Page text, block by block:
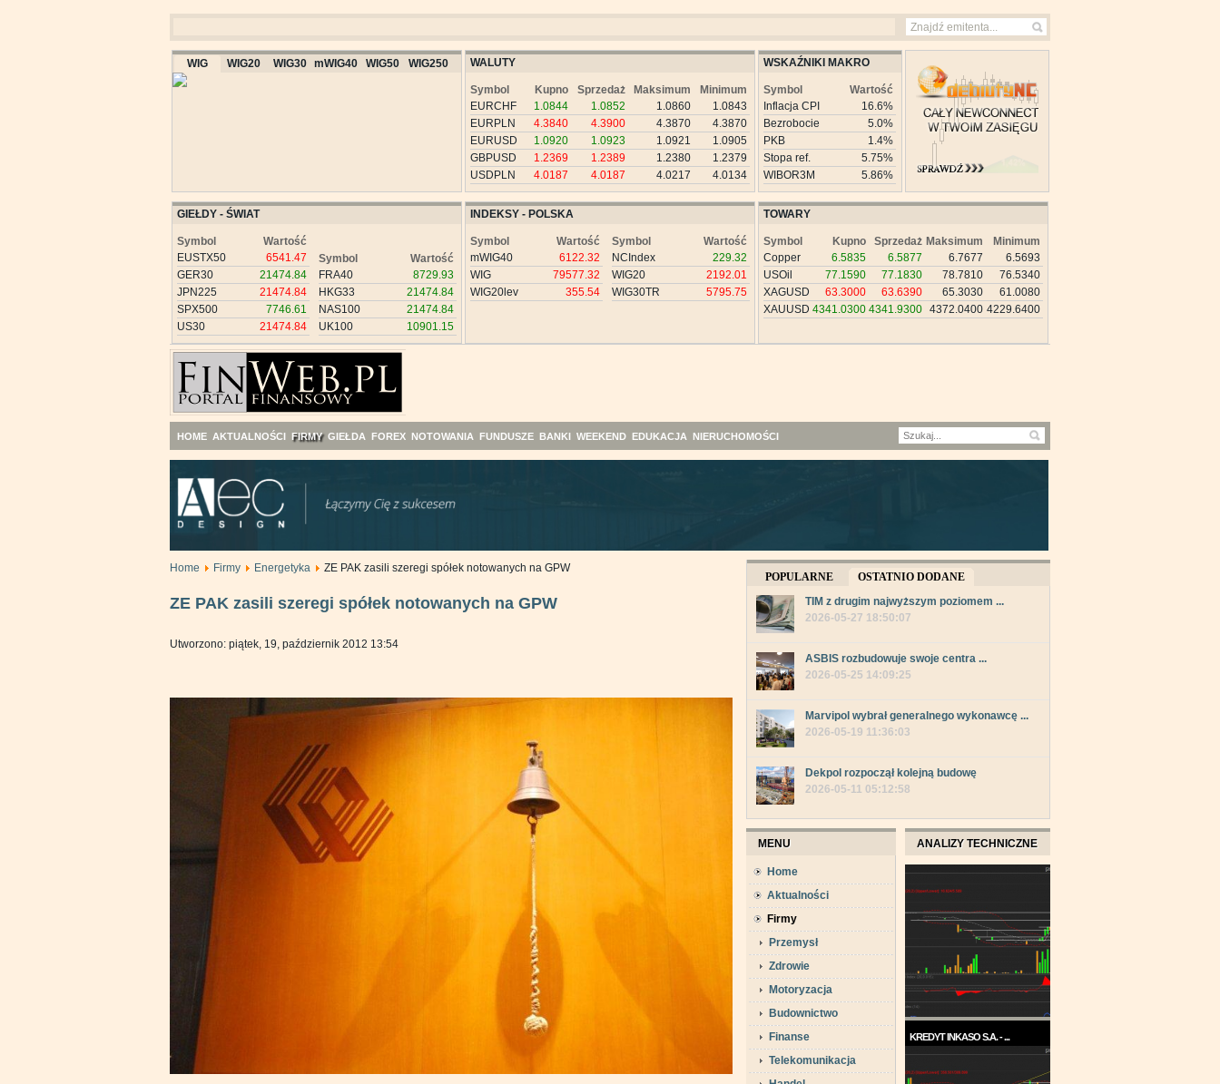
WIG WIG20 WIG30 mWIG40 WIG50 WIG250 WALUTY
Symbol Kupno Sprzedaż Maksimum
Minimum
EURCHF
1.0844 1.0852 1.0860
1.0843
EURPLN
4.3840 4.3900 4.3870
4.3870
EURUSD
1.0920 1.0923 1.0921
1.0905
GBPUSD
1.2369 1.2389 1.2380
1.2379
USDPLN
4.0187 4.0187 4.0217 4.0134
WSKAŹNIKI MAKRO
Symbol
Wartość
Inflacja CPI
16.6%
Bezrobocie
5.0%
PKB
1.4%
Stopa ref.
5.75%
WIBOR3M
5.86%
GIEŁDY - ŚWIAT
Symbol
Wartość
EUSTX50
6541.47
GER30
21474.84
JPN225
21474.84
SPX500
7746.61
US30
21474.84
Symbol
Wartość
FRA40
8729.93
HKG33
21474.84
NAS100
21474.84
UK100
10901.15
INDEKSY - POLSKA
Symbol
Wartość
mWIG40
6122.32
WIG
79577.32
WIG20lev
355.54
Symbol
Wartość
NCIndex
229.32
WIG20
2192.01
WIG30TR
5795.75
TOWARY
Symbol Kupno Sprzedaż Maksimum
Minimum
Copper
6.5835 6.5877 6.7677
6.5693
USOil
77.1590 77.1830 78.7810
76.5340
XAGUSD
63.3000 63.6390 65.3030
61.0080
XAUUSD 4341.0300 4341.9300 4372.0400 4229.6400
HOME AKTUALNOŚCI FIRMY GIEŁDA FOREX NOTOWANIA FUNDUSZE BANKI WEEKEND EDUKACJA NIERUCHOMOŚCI
Home Firmy Energetyka ZE PAK zasili szeregi spółek notowanych na GPW
ZE PAK zasili szeregi spółek notowanych na GPW
Utworzono: piątek, 19, październik 2012 13:54
POPULARNE
OSTATNIO DODANE
TIM z drugim najwyższym poziomem ...
2026-05-27 18:50:07
ASBIS rozbudowuje swoje centra ...
2026-05-25 14:09:25
Marvipol wybrał generalnego wykonawcę ...
2026-05-19 11:36:03
Dekpol rozpoczął kolejną budowę
2026-05-11 05:12:58
MENU
Home
Aktualności
Firmy
Przemysł
Zdrowie
Motoryzacja
Budownictwo
Finanse
Telekomunikacja
ANALIZY TECHNICZNE
KREDYT INKASO S.A. - ...
każdym razie w ...